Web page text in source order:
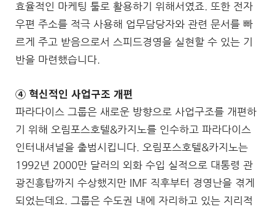
효율적인 마케팅 툴로 활용하기 위해서였죠. 또한 전자
우편 주소를 적극 사용해 업무담당자와 관련 문서를 빠
르게 주고 받음으로서 스피드경영을 실현할 수 있는 기
반을 마련했습니다.
④ 혁신적인 사업구조 개편
파라다이스 그룹은 새로운 방향으로 사업구조를 개편하
기 위해 오림포스호텔&카지노를 인수하고 파라다이스
인터내셔널을 출범시킵니다. 오림포스호텔&카지노는
1992년 2000만 달러의 외화 수입 실적으로 대통령 관
광진흥탑까지 수상했지만 IMF 직후부터 경영난을 겪게
되었는데요. 그룹은 수도권 내에 자리하고 있는 지리적